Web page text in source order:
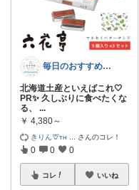
毎日のおすすめセレクトROOM
北海道土産といえばこれ🤍
PR✨ 久しぶりに食べたくな
る、
...
￥ 4,380～
きりん🦒ᴛʜ さんのコレ！
0 0 0
コレ いいね